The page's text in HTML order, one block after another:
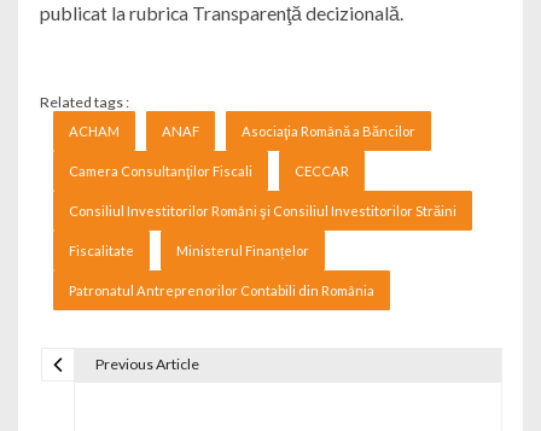
publicat la rubrica Transparenţă decizională.
Related tags :
ACHAM ANAF Asociaţia Română a Băncilor
Camera Consultanţilor Fiscali CECCAR
Consiliul Investitorilor Români şi Consiliul Investitorilor Străini
Fiscalitate Ministerul Finanțelor
Patronatul Antreprenorilor Contabili din România
Previous Article